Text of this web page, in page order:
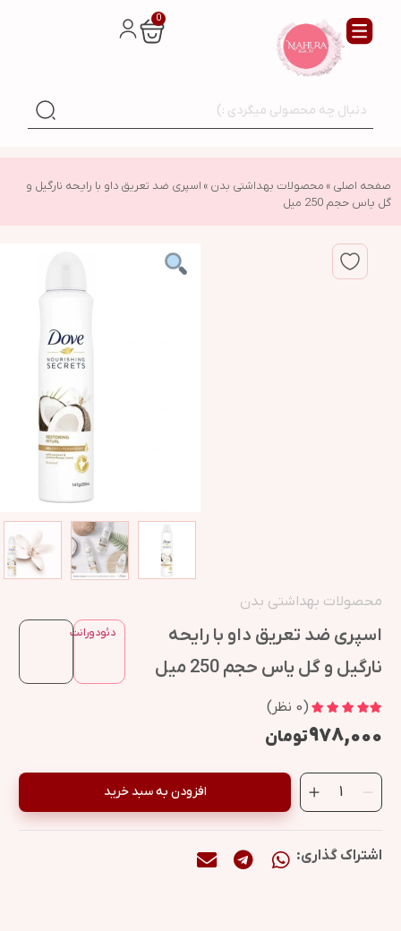
0
صفحه اصلی » محصولات بهداشتی بدن » اسپری ضد تعریق داو با رایحه نارگیل و
گل یاس حجم 250 میل
محصولات بهداشتی بدن
اسپری ضد تعریق داو با رایحه
نارگیل و گل یاس حجم 250 میل
دئودورانت
(
0 نظر)
۹۷۸,۰۰۰تومان
افزودن به سبد خرید
اشتراک گذاری: